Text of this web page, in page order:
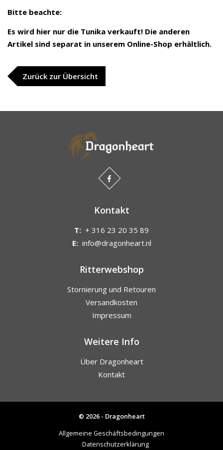
Bitte beachte:
Es wird hier nur die Tunika verkauft! Die anderen
Artikel sind separat in unserem Online-Shop erhältlich.
Zurück zur Übersicht
Kontakt
T: + 316 23 20 35 89
E: info@dragonheart.nl
Ritterwebshop
Stornierung und Retouren
Versandkosten
Impressum
Weitere Info
Über Dragonheart
Kontakt
© 2026 - Dragonheart
Allgemeine Geschäftsbedingungen
Datenschutzerklärung